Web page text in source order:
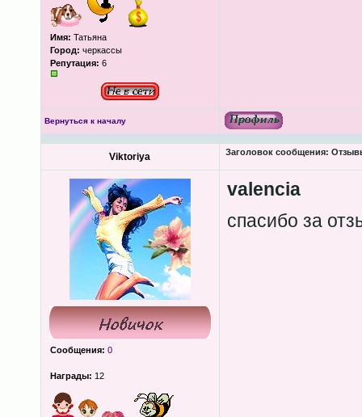
Имя: Татьяна
Город: черкассы
Репутация: 6
Вернуться к началу
Viktoriya Заголовок сообщения:
Сообщения: 0
Награды: 12
valencia
спасибо за